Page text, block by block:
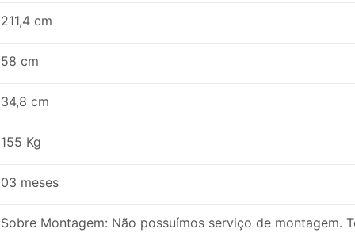
211,4 cm
58 cm
34,8 cm
155 Kg
03 meses
Sobre Montagem: Não possuímos serviço de montagem.